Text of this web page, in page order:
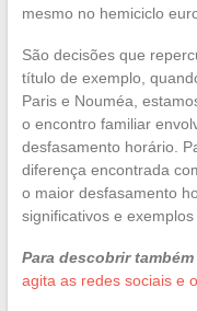
mesmo no hemiciclo
São decisões que
título de exemplo,
Paris e Nouméa,
o encontro familiar
desfasamento horário.
diferença encontrada
o maior desfasamento
significativos e exemplos
Para descobrir também
agita as redes sociais e